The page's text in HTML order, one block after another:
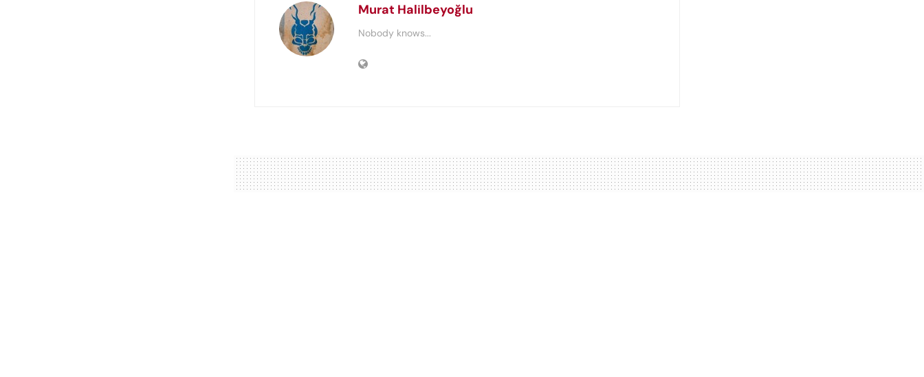
Murat Halilbeyoğlu
Nobody knows...